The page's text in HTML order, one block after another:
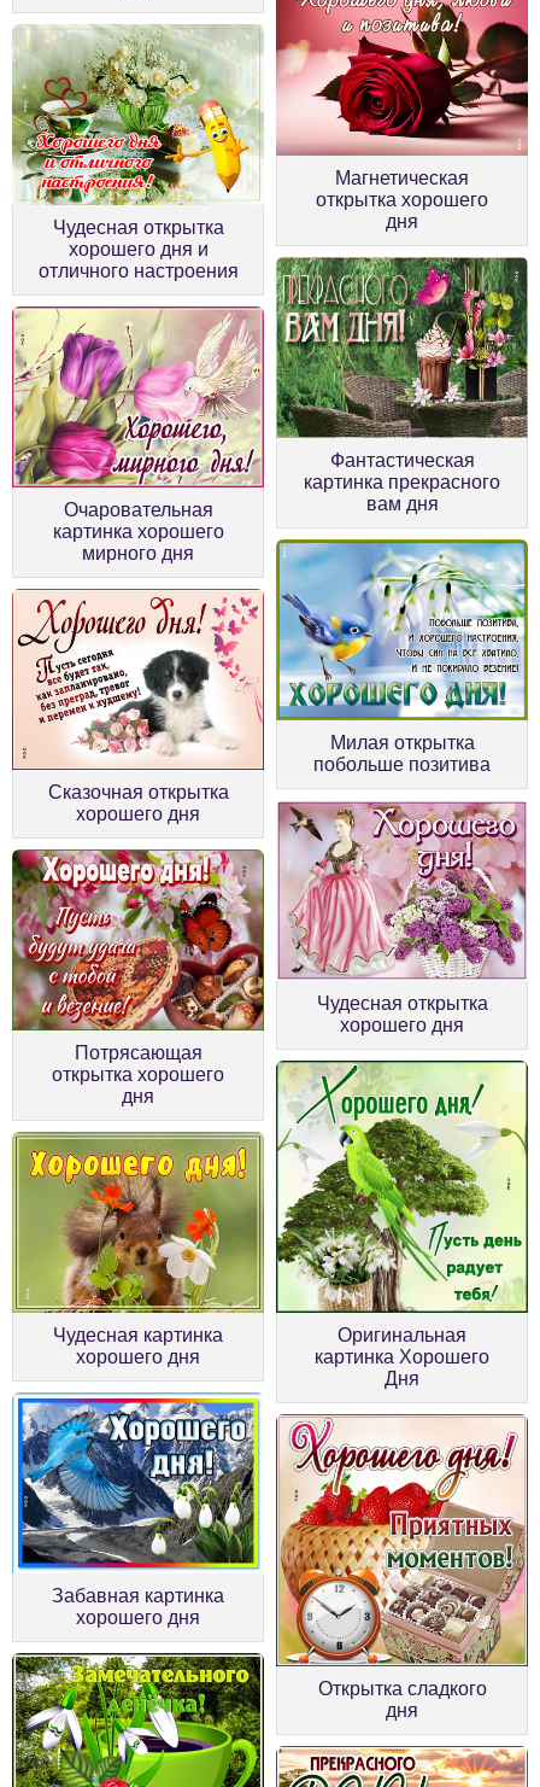
Чудесная открытка
хорошего дня и
отличного настроения
Магнетическая
открытка хорошего
дня
Очаровательная
картинка хорошего
мирного дня
Фантастическая
картинка прекрасного
вам дня
Сказочная открытка
хорошего дня
Милая открытка
побольше позитива
Потрясающая
открытка хорошего
дня
Чудесная открытка
хорошего дня
Чудесная картинка
хорошего дня
Оригинальная
картинка Хорошего
Дня
Забавная картинка
хорошего дня
Открытка сладкого
дня